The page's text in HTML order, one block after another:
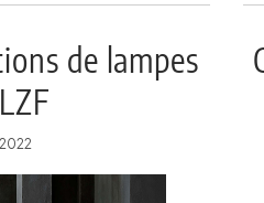
de lampes